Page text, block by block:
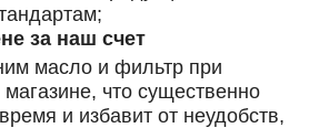
за наш счет
масло и фильтр при
что существенно
и избавит от неудобств,